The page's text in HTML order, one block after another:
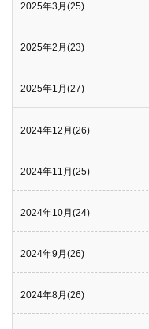
2025年3月(25)
2025年2月(23)
2025年1月(27)
2024年12月(26)
2024年11月(25)
2024年10月(24)
2024年9月(26)
2024年8月(26)